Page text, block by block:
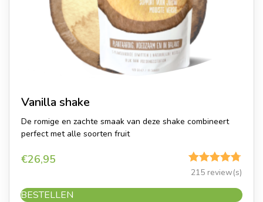
Vanilla shake
De romige en zachte smaak van deze shake combineert
perfect met alle soorten fruit
€26,95
Gewaardeerd
4.70
uit 5
215 review(s)
BESTELLEN